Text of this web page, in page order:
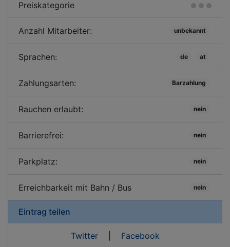
Preiskategorie
Anzahl Mitarbeiter: unbekannt
Sprachen: de at
Zahlungsarten: Barzahlung
Rauchen erlaubt: nein
Barrierefrei: nein
Parkplatz: nein
Erreichbarkeit mit Bahn / Bus nein
Eintrag teilen
Twitter| Facebook